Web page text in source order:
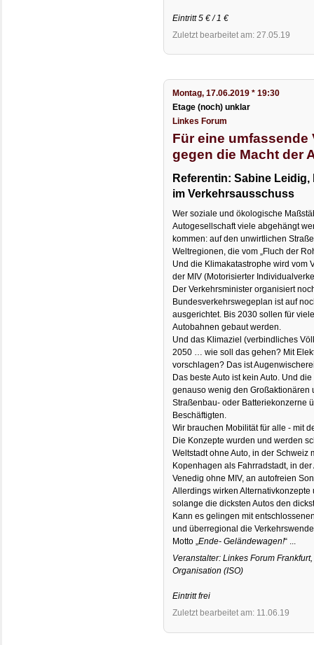
Eintritt 5 € / 1 €
Zuletzt bearbeitet am: 27.05.19
Montag, 17.06.2019 * 19:30
Etage (noch) unklar
Linkes Forum
Für eine umfassende
gegen die Macht der
Referentin: Sabine
im Verkehrsausschuss
Wer soziale und ökologische
Autogesellschaft viele abgehängt
kommen: auf den unwirtlichen
Weltregionen, die vom „Fluch der
Und die Klimakatastrophe wird vom
der MIV (Motorisierter
Der Verkehrsminister organisiert
Bundesverkehrswegeplan ist auf
ausgerichtet. Bis 2030 sollen für
Autobahnen gebaut werden.
Und das Klimaziel (verbindliches
2050 … wie soll das gehen? Mit
vorschlagen? Das ist
Das beste Auto ist kein Auto. Und
genauso wenig den Großaktionären
Straßenbau- oder Batteriekonzerne
Beschäftigten.
Wir brauchen Mobilität für alle - mit
Die Konzepte wurden und werden
Weltstadt ohne Auto, in der Schweiz
Kopenhagen als Fahrradstadt, in
Venedig ohne MIV, an autofreien
Allerdings wirken
solange die dicksten Autos den
Kann es gelingen mit
und überregional die
Motto „Ende- Geländewagen!“ ...
Veranstalter: Linkes Forum
Organisation (ISO)
Eintritt frei
Zuletzt bearbeitet am: 11.06.19